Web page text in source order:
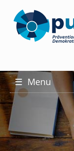
☰ Menu